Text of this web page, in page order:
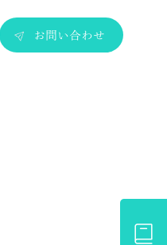
お問い合わせ